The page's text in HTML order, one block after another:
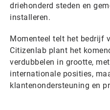
driehonderd steden en
installeren.
Momenteel telt het bedrijf
Citizenlab plant het
verdubbelen in grootte,
internationale posities,
klantenondersteuning en